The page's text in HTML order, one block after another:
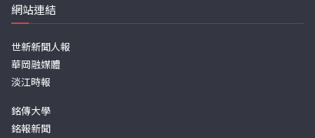
網站連結
世新新聞人報
華岡融媒體
淡江時報
銘傳大學
銘報新聞